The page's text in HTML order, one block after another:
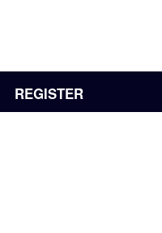
REGISTER